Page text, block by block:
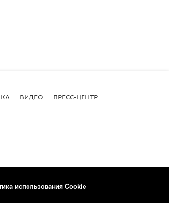
ВИДЕО ПРЕСС-ЦЕНТР
использования Cookie